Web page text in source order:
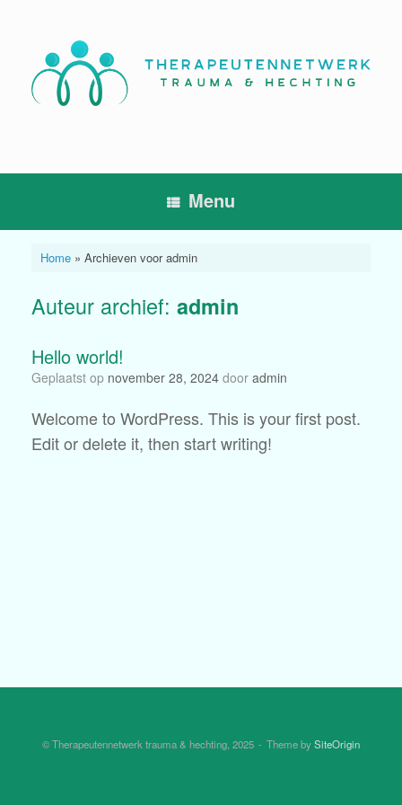
Menu
Home» Archieven voor admin
Auteur archief: admin
Hello world!
Geplaatst op november 28, 2024 door admin
Welcome to WordPress. This is your first post.
Edit or delete it, then start writing!
© Therapeutennetwerk trauma & hechting, 2025 Theme bySiteOrigin